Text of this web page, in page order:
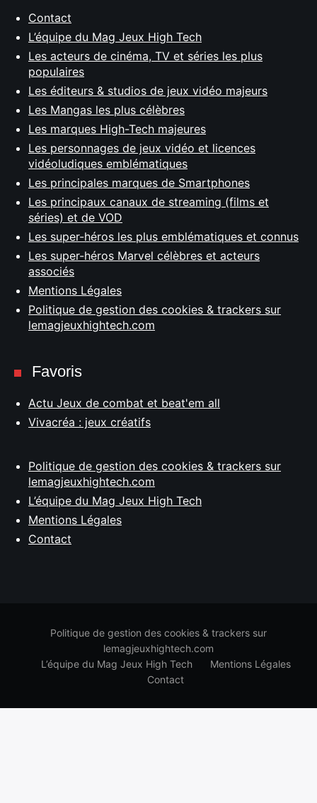
Contact
L’équipe du Mag Jeux High Tech
Les acteurs de cinéma, TV et séries les plus
populaires
Les éditeurs & studios de jeux vidéo majeurs
Les Mangas les plus célèbres
Les marques High-Tech majeures
Les personnages de jeux vidéo et licences
vidéoludiques emblématiques
Les principales marques de Smartphones
Les principaux canaux de streaming (films et
séries) et de VOD
Les super-héros les plus emblématiques et connus
Les super-héros Marvel célèbres et acteurs
associés
Mentions Légales
Politique de gestion des cookies & trackers sur
lemagjeuxhightech.com
Favoris
Actu Jeux de combat et beat'em all
Vivacréa : jeux créatifs
Politique de gestion des cookies & trackers sur
lemagjeuxhightech.com
L’équipe du Mag Jeux High Tech
Mentions Légales
Contact
Politique de gestion des cookies & trackers sur
lemagjeuxhightech.com
L’équipe du Mag Jeux High Tech
Mentions Légales
Contact